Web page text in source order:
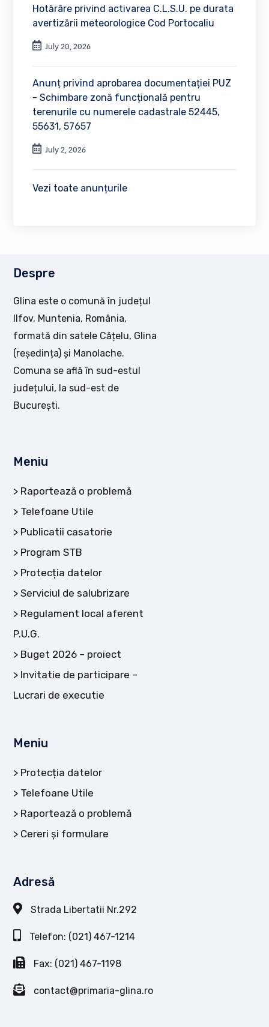
Hotărâre privind activarea C.L.S.U. pe durata
avertizării meteorologice Cod Portocaliu
July 20, 2026
Anunț privind aprobarea documentației PUZ
- Schimbare zonă funcțională pentru
terenurile cu numerele cadastrale 52445,
55631, 57657
July 2, 2026
Vezi toate anunțurile
Despre
Glina este o comună în județul
Ilfov, Muntenia, România,
formată din satele Cățelu, Glina
(reședința) și Manolache.
Comuna se află în sud-estul
județului, la sud-est de
București.
Meniu
Raportează o problemă
Telefoane Utile
Publicatii casatorie
Program STB
Protecția datelor
Serviciul de salubrizare
Regulament local aferent
P.U.G.
Buget 2026 – proiect
Invitatie de participare –
Lucrari de executie
Meniu
Protecția datelor
Telefoane Utile
Raportează o problemă
Cereri și formulare
Adresă
Strada Libertatii Nr.292
Telefon: (021) 467-1214
Fax: (021) 467-1198
contact@primaria-glina.ro